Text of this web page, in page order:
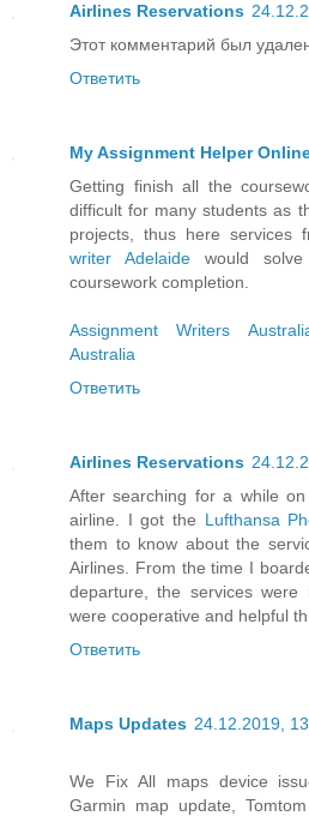
Airlines Reservations
Этот комментарий был
Ответить
My Assignment Helper
Getting finish all the
difficult for many students as
projects, thus here services
writer Adelaide would
coursework completion.
Assignment Writers
Australia
Ответить
Airlines Reservations
After searching for a while
airline. I got the Lufthansa
them to know about the
Airlines. From the time I
departure, the services were
were cooperative and helpful
Ответить
Maps Updates 24.12.2019,
We Fix All maps device
Garmin map update,